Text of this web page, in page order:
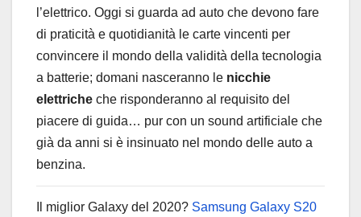
l’elettrico. Oggi si guarda ad auto che devono fare
di praticità e quotidianità le carte vincenti per
convincere il mondo della validità della tecnologia
a batterie; domani nasceranno le nicchie
elettriche che risponderanno al requisito del
piacere di guida… pur con un sound artificiale che
già da anni si è insinuato nel mondo delle auto a
benzina.
Il miglior Galaxy del 2020? Samsung Galaxy S20